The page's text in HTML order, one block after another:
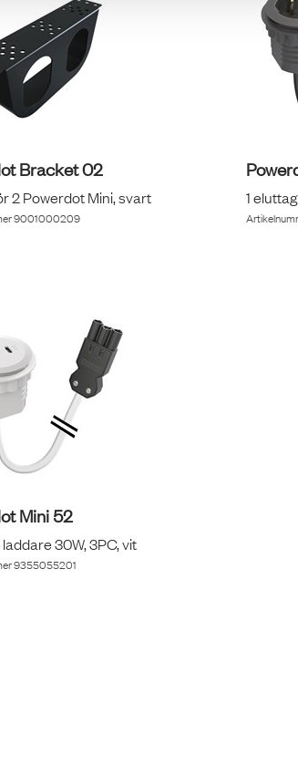
Bracket 02
2 Powerdot Mini, svart
9001000209
1
Mini 52
30W, 3PC, vit
9355055201